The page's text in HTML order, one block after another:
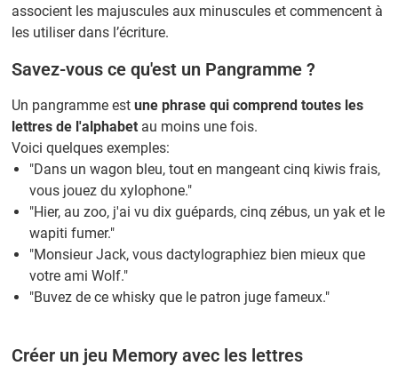
associent les majuscules aux minuscules et commencent à
les utiliser dans l’écriture.
Savez-vous ce qu'est un Pangramme ?
Un pangramme estune phrase qui comprend toutes les
lettres de l'alphabet au moins une fois.
Voici quelques exemples:
"Dans un wagon bleu, tout en mangeant cinq kiwis frais,
vous jouez du xylophone."
"Hier, au zoo, j'ai vu dix guépards, cinq zébus, un yak et le
wapiti fumer."
"Monsieur Jack, vous dactylographiez bien mieux que
votre ami Wolf."
"Buvez de ce whisky que le patron juge fameux."
Créer un jeu Memory avec les lettres